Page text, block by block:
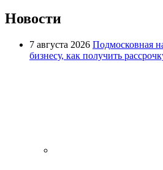
Новости
7 августа 2026 Подмосковная
бизнесу, как получить